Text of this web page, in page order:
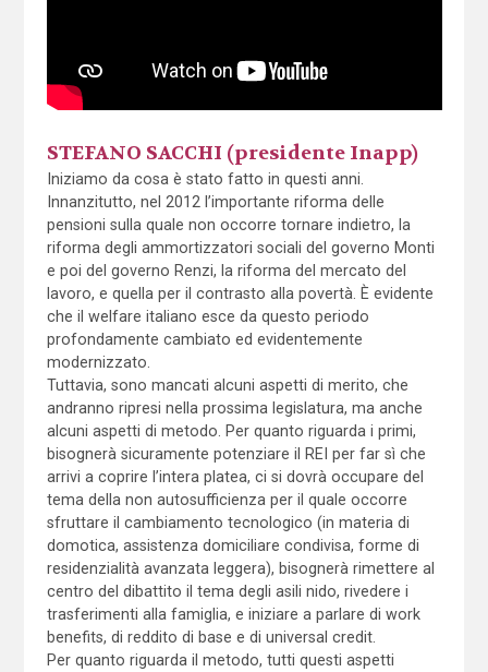
STEFANO SACCHI (presidente Inapp)
Iniziamo da cosa è stato fatto in questi anni.
Innanzitutto, nel 2012 l’importante riforma delle
pensioni sulla quale non occorre tornare indietro, la
riforma degli ammortizzatori sociali del governo Monti
e poi del governo Renzi, la riforma del mercato del
lavoro, e quella per il contrasto alla povertà. È evidente
che il welfare italiano esce da questo periodo
profondamente cambiato ed evidentemente
modernizzato.
Tuttavia, sono mancati alcuni aspetti di merito, che
andranno ripresi nella prossima legislatura, ma anche
alcuni aspetti di metodo. Per quanto riguarda i primi,
bisognerà sicuramente potenziare il REI per far sì che
arrivi a coprire l’intera platea, ci si dovrà occupare del
tema della non autosufficienza per il quale occorre
sfruttare il cambiamento tecnologico (in materia di
domotica, assistenza domiciliare condivisa, forme di
residenzialità avanzata leggera), bisognerà rimettere al
centro del dibattito il tema degli asili nido, rivedere i
trasferimenti alla famiglia, e iniziare a parlare di work
benefits, di reddito di base e di universal credit.
Per quanto riguarda il metodo, tutti questi aspetti